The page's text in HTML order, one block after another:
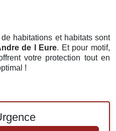
habitations et habitats sont
de l Eure. Et pour motif,
votre protection tout en
!